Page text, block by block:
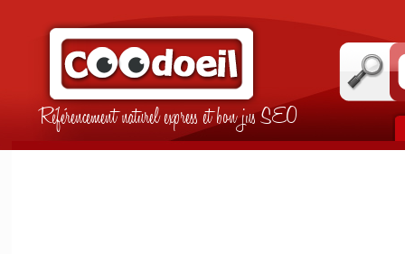
Référencement naturel express et bon jus SEO